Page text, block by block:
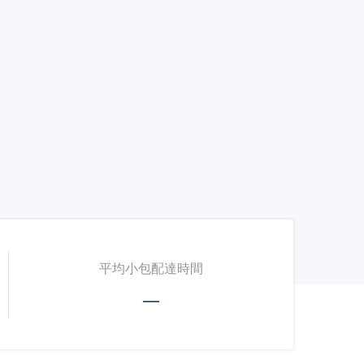
平均小包配達時間
—